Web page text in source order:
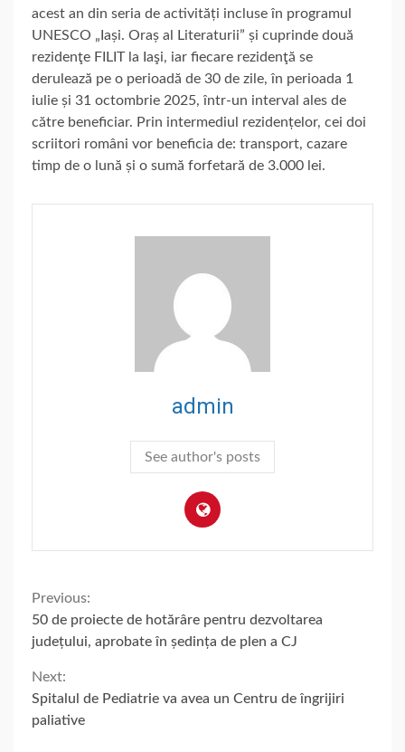
acest an din seria de activități incluse în programul
UNESCO „Iași. Oraș al Literaturii” și cuprinde două
rezidenţe FILIT la Iaşi, iar fiecare rezidenţă se
derulează pe o perioadă de 30 de zile, în perioada 1
iulie și 31 octombrie 2025, într-un interval ales de
către beneficiar. Prin intermediul rezidențelor, cei doi
scriitori români vor beneficia de: transport, cazare
timp de o lună și o sumă forfetară de 3.000 lei.
admin
See author's posts
Continue
Reading
Previous:
50 de proiecte de hotărâre pentru dezvoltarea
județului, aprobate în ședința de plen a CJ
Next:
Spitalul de Pediatrie va avea un Centru de îngrijiri
paliative